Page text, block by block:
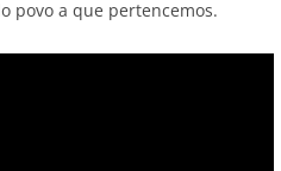
povo a que pertencemos.